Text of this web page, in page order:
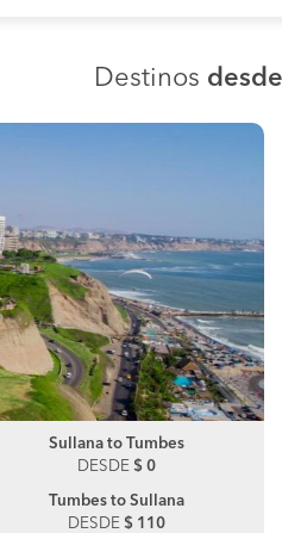
Destinos
Sullana to Tumbes
DESDE $ 0
Tumbes to Sullana
DESDE $ 110
Tarapoto to La Oroya
DESDE$ 154